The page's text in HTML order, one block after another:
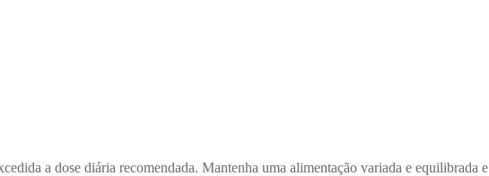
a dose diária recomendada. Mantenha uma alimentação variada e equilibrada e